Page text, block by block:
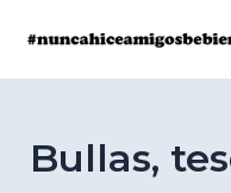
contenido
Bullas,
de
entradas